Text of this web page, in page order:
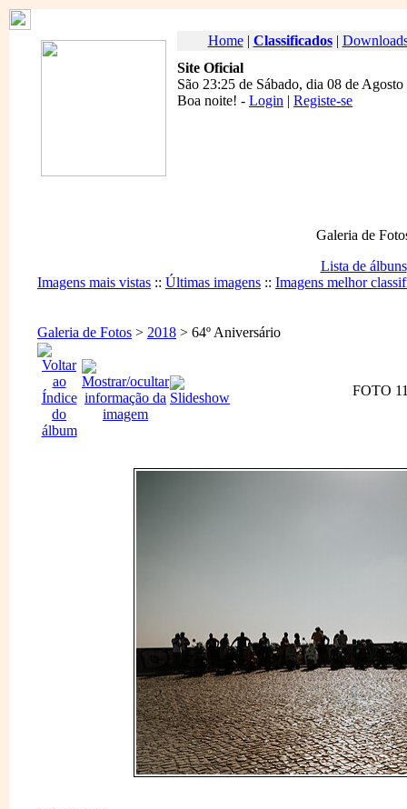
Home| Classificados|
Site Oficial
São 23:25 de Sábado, dia 08 de
Boa noite! - Login | Registe-se
Galeria de
Lista de álbuns
Imagens mais vistas :: Últimas imagens :: Imagens melhor
Galeria de Fotos > 2018 > 64º Aniversário
FOTO